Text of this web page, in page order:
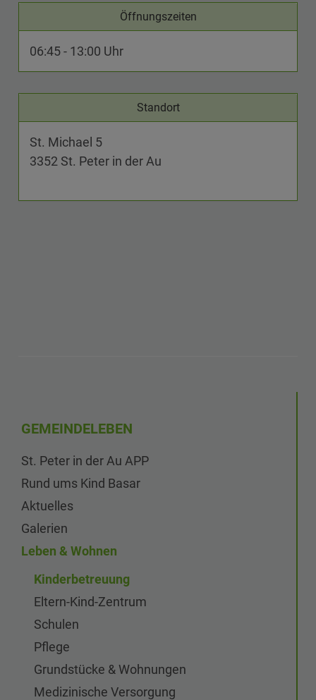
Öffnungszeiten
06:45 - 13:00 Uhr
Standort
St. Michael 5
3352 St. Peter in der Au
GEMEINDELEBEN
St. Peter in der Au APP
Rund ums Kind Basar
Aktuelles
Galerien
Leben & Wohnen
Kinderbetreuung
Eltern-Kind-Zentrum
Schulen
Pflege
Grundstücke & Wohnungen
Medizinische Versorgung